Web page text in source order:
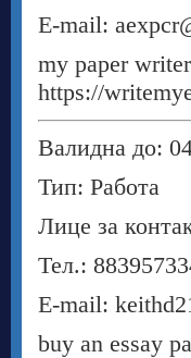
E-mail:
my paper writer
https://
Валидна до:
Тип: Работа
Лице за
Тел.:
E-mail:
buy an essay